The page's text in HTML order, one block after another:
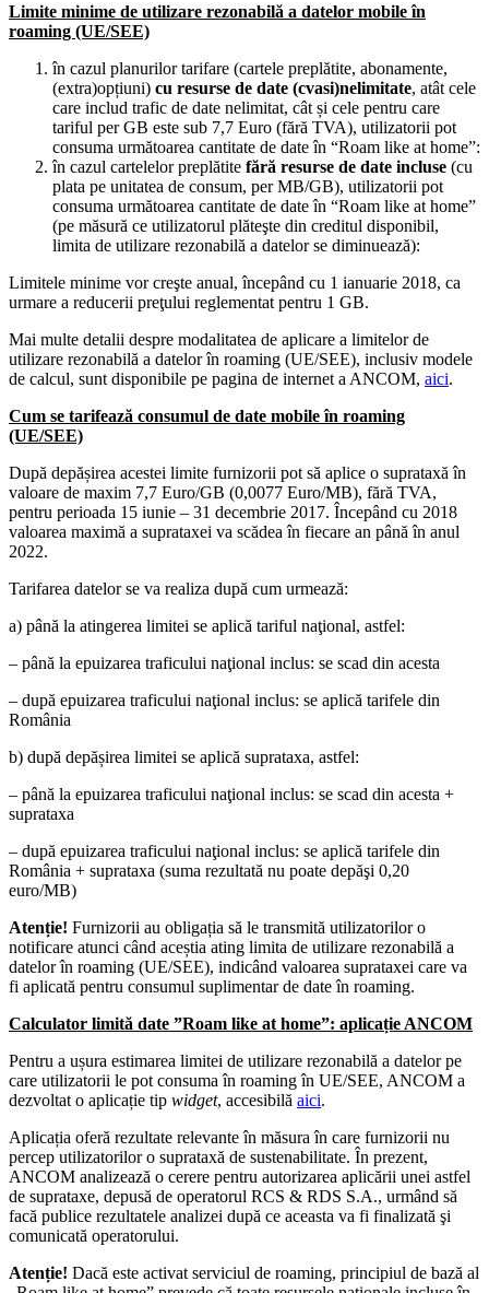
Limite minime de utilizare rezonabilă a datelor mobile în
roaming (UE/SEE)
în cazul planurilor tarifare (cartele preplătite, abonamente,
(extra)opțiuni) cu resurse de date (cvasi)nelimitate, atât cele
care includ trafic de date nelimitat, cât și cele pentru care
tariful per GB este sub 7,7 Euro (fără TVA), utilizatorii pot
consuma următoarea cantitate de date în “Roam like at home”:
în cazul cartelelor preplătite fără resurse de date incluse (cu
plata pe unitatea de consum, per MB/GB), utilizatorii pot
consuma următoarea cantitate de date în “Roam like at home”
(pe măsură ce utilizatorul plăteşte din creditul disponibil,
limita de utilizare rezonabilă a datelor se diminuează):
Limitele minime vor creşte anual, începând cu 1 ianuarie 2018, ca
urmare a reducerii preţului reglementat pentru 1 GB.
Mai multe detalii despre modalitatea de aplicare a limitelor de
utilizare rezonabilă a datelor în roaming (UE/SEE), inclusiv modele
de calcul, sunt disponibile pe pagina de internet a ANCOM, aici.
Cum se tarifează consumul de date mobile în roaming
(UE/SEE)
După depășirea acestei limite furnizorii pot să aplice o suprataxă în
valoare de maxim 7,7 Euro/GB (0,0077 Euro/MB), fără TVA,
pentru perioada 15 iunie – 31 decembrie 2017. Începând cu 2018
valoarea maximă a suprataxei va scădea în fiecare an până în anul
2022.
Tarifarea datelor se va realiza după cum urmează:
a) până la atingerea limitei se aplică tariful naţional, astfel:
– până la epuizarea traficului naţional inclus: se scad din acesta
– după epuizarea traficului naţional inclus: se aplică tarifele din
România
b) după depășirea limitei se aplică suprataxa, astfel:
– până la epuizarea traficului naţional inclus: se scad din acesta +
suprataxa
– după epuizarea traficului naţional inclus: se aplică tarifele din
România + suprataxa (suma rezultată nu poate depăşi 0,20
euro/MB)
Atenție! Furnizorii au obligația să le transmită utilizatorilor o
notificare atunci când aceștia ating limita de utilizare rezonabilă a
datelor în roaming (UE/SEE), indicând valoarea suprataxei care va
fi aplicată pentru consumul suplimentar de date în roaming.
Calculator limită date ”Roam like at home”: aplicație ANCOM
Pentru a ușura estimarea limitei de utilizare rezonabilă a datelor pe
care utilizatorii le pot consuma în roaming în UE/SEE, ANCOM a
dezvoltat o aplicație tip widget, accesibilă aici.
Aplicația oferă rezultate relevante în măsura în care furnizorii nu
percep utilizatorilor o suprataxă de sustenabilitate. În prezent,
ANCOM analizează o cerere pentru autorizarea aplicării unei astfel
de suprataxe, depusă de operatorul RCS & RDS S.A., urmând să
facă publice rezultatele analizei după ce aceasta va fi finalizată şi
comunicată operatorului.
Atenție! Dacă este activat serviciul de roaming, principiul de bază al